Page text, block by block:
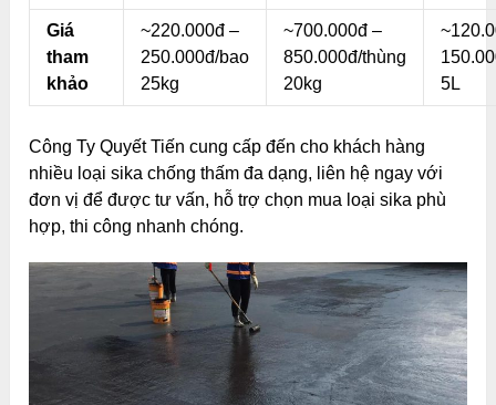
Giá
tham
khảo
~220.000đ –
250.000đ/bao
25kg
~700.000đ –
850.000đ/thùng
20kg
5L
Công Ty Quyết Tiến cung cấp đến cho khách hàng
nhiều loại sika chống thấm đa dạng, liên hệ ngay với
đơn vị để được tư vấn, hỗ trợ chọn mua loại sika phù
hợp, thi công nhanh chóng.